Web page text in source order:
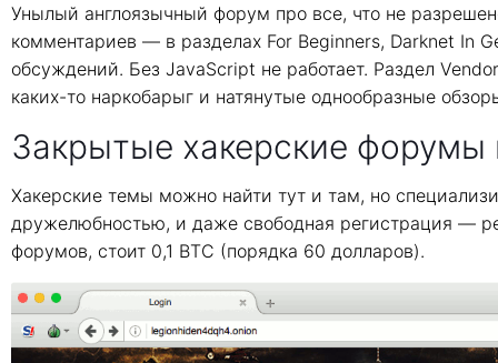
Унылый англоязычный форум про все, что не
комментариев — в разделах For Beginners, Darknet In
обсуждений. Без JavaScript не работает. Раздел
каких-то наркобарыг и натянутые однообразные
Закрытые хакерские форумы
Хакерские темы можно найти тут и там, но
дружелюбностью, и даже свободная регистрация —
форумов, стоит 0,1 BTC (порядка 60 долларов).